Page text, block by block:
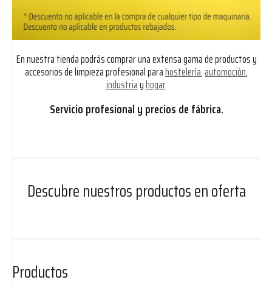
En nuestra tienda podrás comprar una extensa gama de productos y
accesorios de limpieza profesional parahostelería,automoción,
industriayhogar.
Servicio profesional y precios de fábrica.
Descubre nuestros productos en oferta
Productos